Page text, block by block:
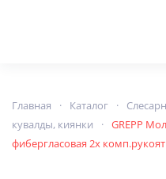
Главная Каталог
кувалды, киянки
GREPP
фибергласовая 2х